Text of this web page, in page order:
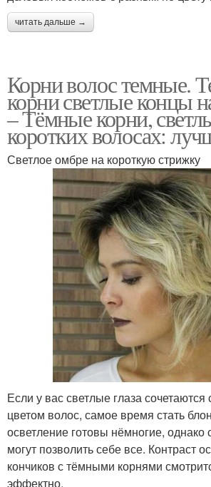
читать дальше →
Корни волос темные.
корни светлые концы
– Тёмные корни,
коротких волосах:
Светлое омбре на короткую стрижку
Если у вас светлые глаза
цветом волос, самое время стать
осветление готовы нёмногие, однако
могут позволить себе все. Контраст
кончиков с тёмными корнями
эффектно.